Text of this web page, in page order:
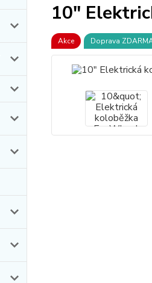
10"
Akce Doprava